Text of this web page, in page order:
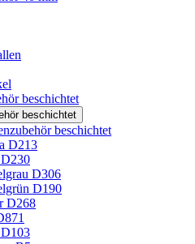
beschichtet
beschichtet
beschichtet
D213
D306
D190
D268